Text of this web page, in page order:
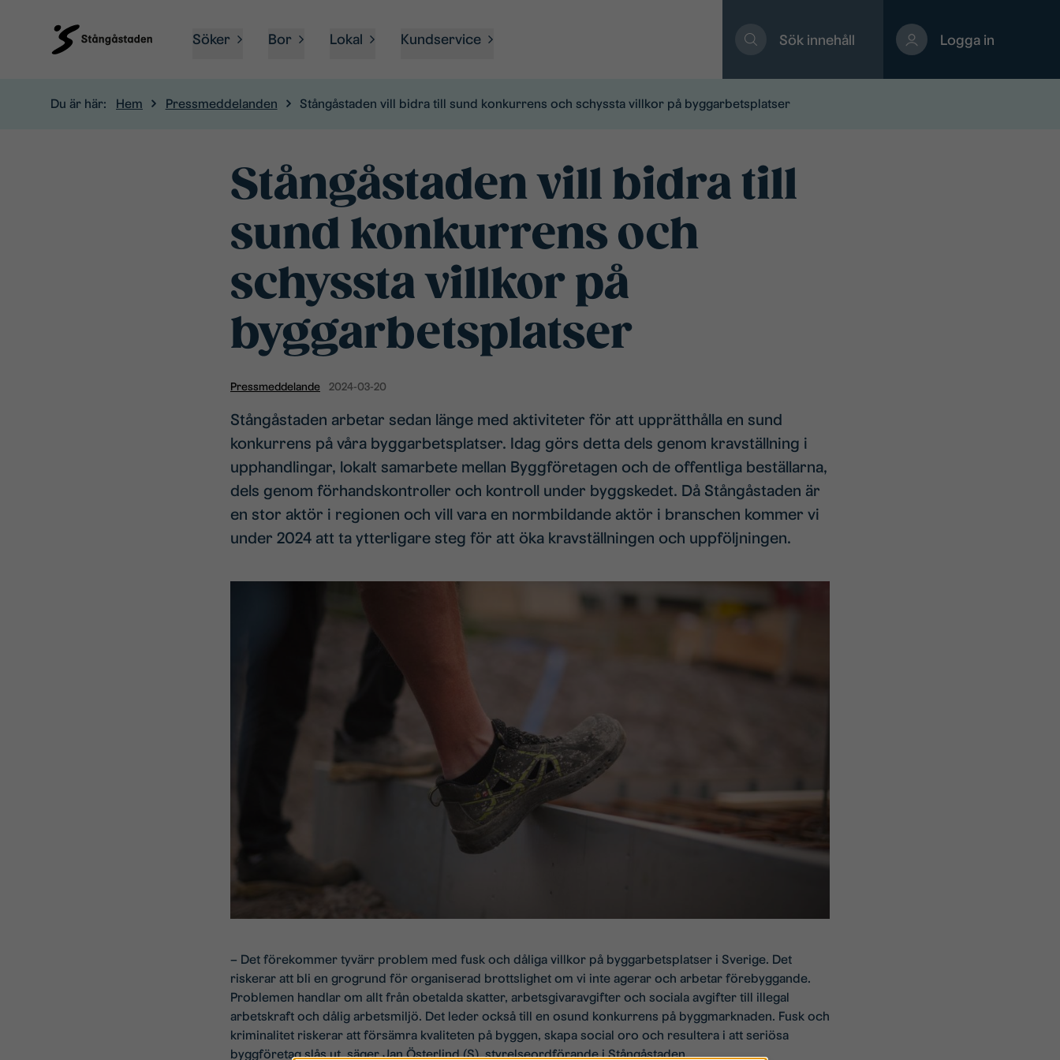
Söker Bor Lokal Kundservice Sök innehåll Logga in
Du är här: Hem Pressmeddelanden Stångåstaden vill bidra till sund konkurrens och schyssta villkor på byggarbetsplatser
Stångåstaden vill bidra till
sund konkurrens och
schyssta villkor på
byggarbetsplatser
Pressmeddelande 2024-03-20
Stångåstaden arbetar sedan länge med aktiviteter för att upprätthålla en sund
konkurrens på våra byggarbetsplatser. Idag görs detta dels genom kravställning i
upphandlingar, lokalt samarbete mellan Byggföretagen och de offentliga beställarna,
dels genom förhandskontroller och kontroll under byggskedet. Då Stångåstaden är
en stor aktör i regionen och vill vara en normbildande aktör i branschen kommer vi
under 2024 att ta ytterligare steg för att öka kravställningen och uppföljningen.
– Det förekommer tyvärr problem med fusk och dåliga villkor på byggarbetsplatser i Sverige. Det
riskerar att bli en grogrund för organiserad brottslighet om vi inte agerar och arbetar förebyggande.
Problemen handlar om allt från obetalda skatter, arbetsgivaravgifter och sociala avgifter till illegal
arbetskraft och dålig arbetsmiljö. Det leder också till en osund konkurrens på byggmarknaden. Fusk och
kriminalitet riskerar att försämra kvaliteten på byggen, skapa social oro och resultera i att seriösa
byggföretag slås ut, säger Jan Österlind (S), styrelseordförande i Stångåstaden.